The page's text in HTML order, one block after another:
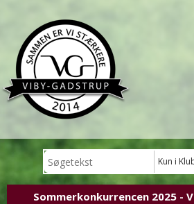
Kun i
Sommerkonkurrencen 2025 -